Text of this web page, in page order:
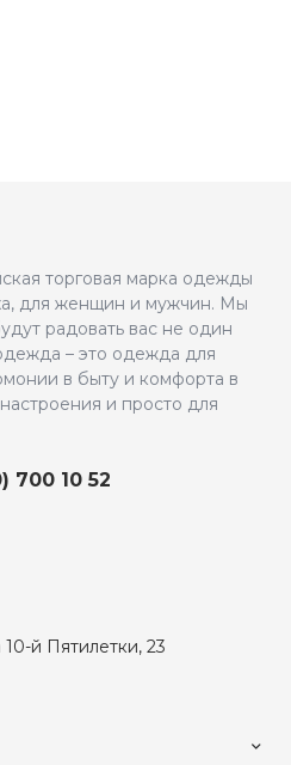
торговая марка одежды
для женщин и мужчин. Мы
радовать вас не один
– это одежда для
в быту и комфорта в
и просто для
й Пятилетки, 23
700 10 52